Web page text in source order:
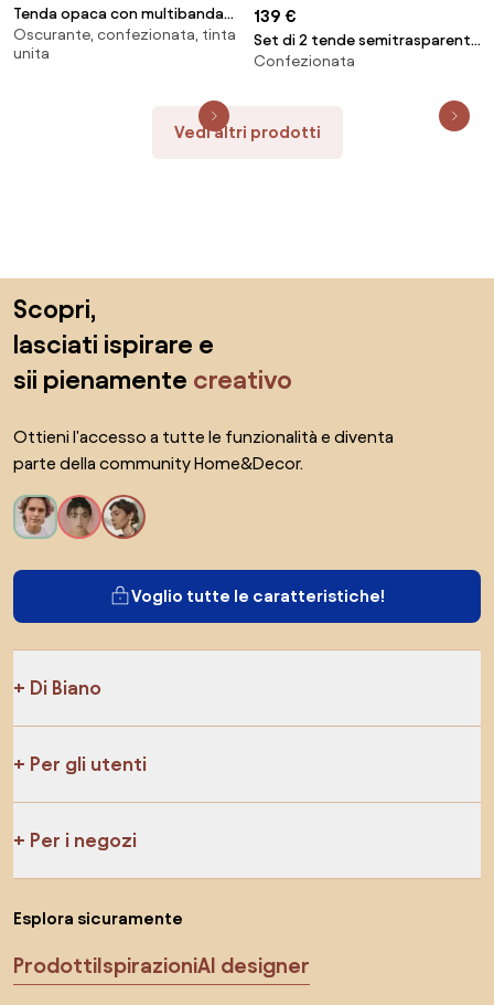
Tenda opaca con multibanda
Pavla, larg. 280 cm
Oscurante, confezionata, tinta
unita
139 €
Set di 2 tende semitrasparenti
con multibanda Birch, larg. 130
Confezionata
Vedi altri prodotti
Scopri,
lasciati ispirare e
sii pienamente creativo
Ottieni l'accesso a tutte le funzionalità e diventa
parte della community Home&Decor.
Voglio tutte le caratteristiche!
Di Biano
Per gli utenti
Per i negozi
Esplora sicuramente
ProdottiIspirazioniAI designer